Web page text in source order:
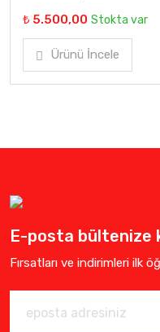
₺ 5.500,00 Stokta var
Ürünü İncele
E-posta bültenize
Fırsatları ve indirimleri ilk